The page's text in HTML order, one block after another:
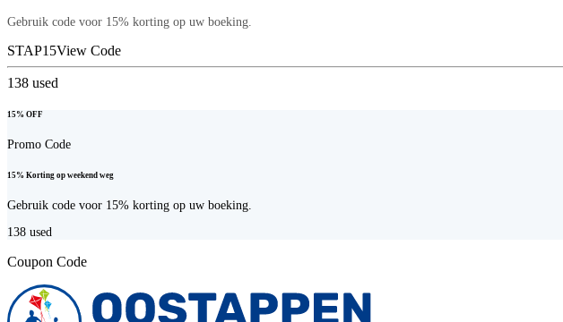
Gebruik code voor 15% korting op uw boeking.
STAP15View Code
138 used
15% OFF
Promo Code
15% Korting op weekend weg
Gebruik code voor 15% korting op uw boeking.
138 used
Coupon Code